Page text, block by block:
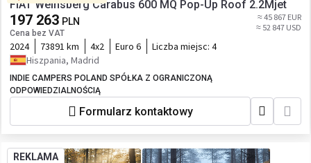
FIAT Weinsberg Carabus 600 MQ Pop-Up Roof 2.2Mjet
197 263 PLN
Cena bez VAT
≈ 45 867 EUR
≈ 52 847 USD
2024 73891 km 4x2 Euro 6 Liczba miejsc: 4
Hiszpania, Madrid
INDIE CAMPERS POLAND SPÓŁKA Z OGRANICZONĄ
ODPOWIEDZIALNOŚCIĄ
Formularz kontaktowy
REKLAMA